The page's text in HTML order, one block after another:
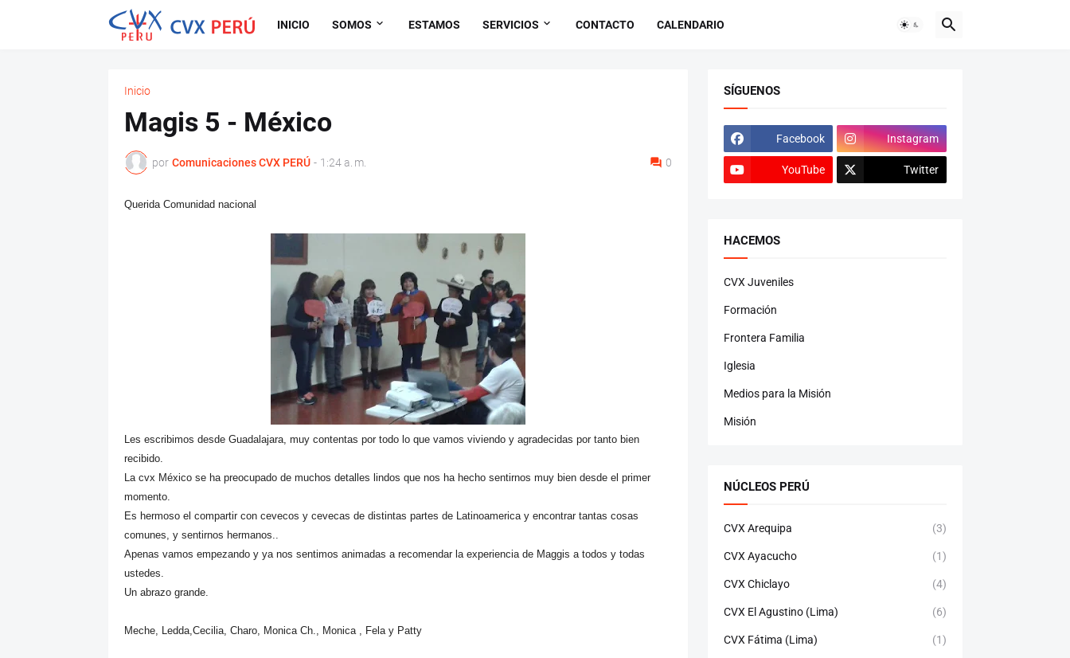
INICIO SOMOS ESTAMOS SERVICIOS CONTACTO CALENDARIO
Inicio
Magis 5 - México
por Comunicaciones CVX PERÚ - 1:24 a. m. 0
Querida Comunidad nacional
Les escribimos desde Guadalajara, muy contentas por todo lo que vamos viviendo y agradecidas por tanto bien
recibido.
La cvx México se ha preocupado de muchos detalles lindos que nos ha hecho sentirnos muy bien desde el primer
momento.
Es hermoso el compartir con cevecos y cevecas de distintas partes de Latinoamerica y encontrar tantas cosas
comunes, y sentirnos hermanos..
Apenas vamos empezando y ya nos sentimos animadas a recomendar la experiencia de Maggis a todos y todas
ustedes.
Un abrazo grande.
Meche, Ledda,Cecilia, Charo, Monica Ch., Monica , Fela y Patty
SÍGUENOS
Facebook Instagram
YouTube Twitter
HACEMOS
CVX Juveniles
Formación
Frontera Familia
Iglesia
Medios para la Misión
Misión
NÚCLEOS PERÚ
CVX Arequipa (3)
CVX Ayacucho (1)
CVX Chiclayo (4)
CVX El Agustino (Lima) (6)
CVX Fátima (Lima) (1)